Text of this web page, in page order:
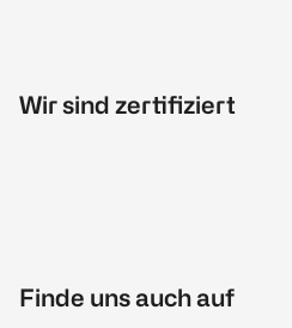
Wir sind zertifiziert
Finde uns auch auf